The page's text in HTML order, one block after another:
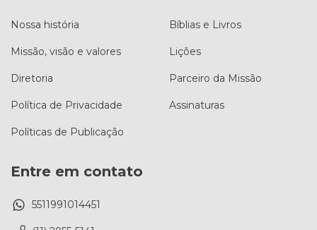
Nossa história
Missão, visão e valores
Diretoria
Política de Privacidade
Políticas de Publicação
Bíblias e Livros
Lições
Parceiro da Missão
Assinaturas
Entre em contato
5511991014451